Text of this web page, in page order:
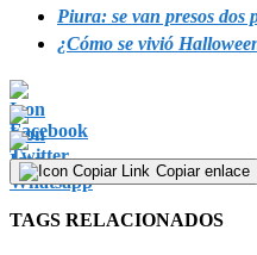
Piura: se van presos dos
¿Cómo se vivió
Copiar enlace
TAGS RELACIONADOS